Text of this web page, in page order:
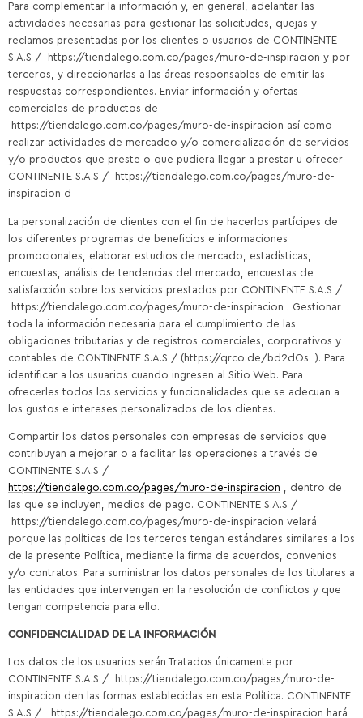
Para complementar la información y, en general, adelantar las
actividades necesarias para gestionar las solicitudes, quejas y
reclamos presentadas por los clientes o usuarios de CONTINENTE
S.A.S / https://tiendalego.com.co/pages/muro-de-inspiracion y por
terceros, y direccionarlas a las áreas responsables de emitir las
respuestas correspondientes. Enviar información y ofertas
comerciales de productos de
https://tiendalego.com.co/pages/muro-de-inspiracion así como
realizar actividades de mercadeo y/o comercialización de servicios
y/o productos que preste o que pudiera llegar a prestar u ofrecer
CONTINENTE S.A.S / https://tiendalego.com.co/pages/muro-de-
inspiracion d
La personalización de clientes con el fin de hacerlos partícipes de
los diferentes programas de beneficios e informaciones
promocionales, elaborar estudios de mercado, estadísticas,
encuestas, análisis de tendencias del mercado, encuestas de
satisfacción sobre los servicios prestados por CONTINENTE S.A.S /
https://tiendalego.com.co/pages/muro-de-inspiracion . Gestionar
toda la información necesaria para el cumplimiento de las
obligaciones tributarias y de registros comerciales, corporativos y
contables de CONTINENTE S.A.S / (https://qrco.de/bd2dOs ). Para
identificar a los usuarios cuando ingresen al Sitio Web. Para
ofrecerles todos los servicios y funcionalidades que se adecuan a
los gustos e intereses personalizados de los clientes.
Compartir los datos personales con empresas de servicios que
contribuyan a mejorar o a facilitar las operaciones a través de
CONTINENTE S.A.S /
https://tiendalego.com.co/pages/muro-de-inspiracion , dentro de
las que se incluyen, medios de pago. CONTINENTE S.A.S /
https://tiendalego.com.co/pages/muro-de-inspiracion velará
porque las políticas de los terceros tengan estándares similares a los
de la presente Política, mediante la firma de acuerdos, convenios
y/o contratos. Para suministrar los datos personales de los titulares a
las entidades que intervengan en la resolución de conflictos y que
tengan competencia para ello.
CONFIDENCIALIDAD DE LA INFORMACIÓN
Los datos de los usuarios serán Tratados únicamente por
CONTINENTE S.A.S / https://tiendalego.com.co/pages/muro-de-
inspiracion den las formas establecidas en esta Política. CONTINENTE
S.A.S / https://tiendalego.com.co/pages/muro-de-inspiracion hará